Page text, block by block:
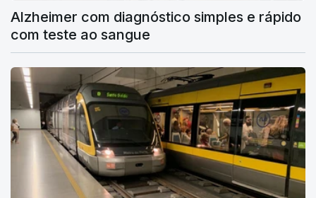
Alzheimer com diagnóstico simples e rápido
com teste ao sangue